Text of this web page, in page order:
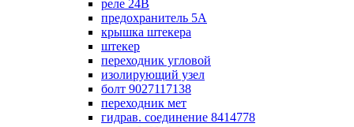
реле 24В
предохранитель 5А
крышка штекера
штекер
переходник угловой
изолирующий узел
болт 9027117138
переходник мет
гидрав. соединение 8414778